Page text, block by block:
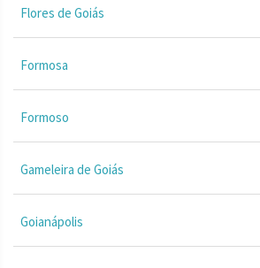
Flores de Goiás
Formosa
Formoso
Gameleira de Goiás
Goianápolis